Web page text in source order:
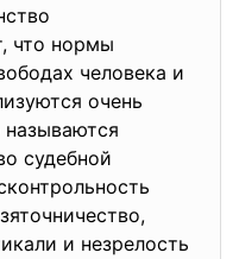
что нормы
человека и
очень
судебной
и незрелость